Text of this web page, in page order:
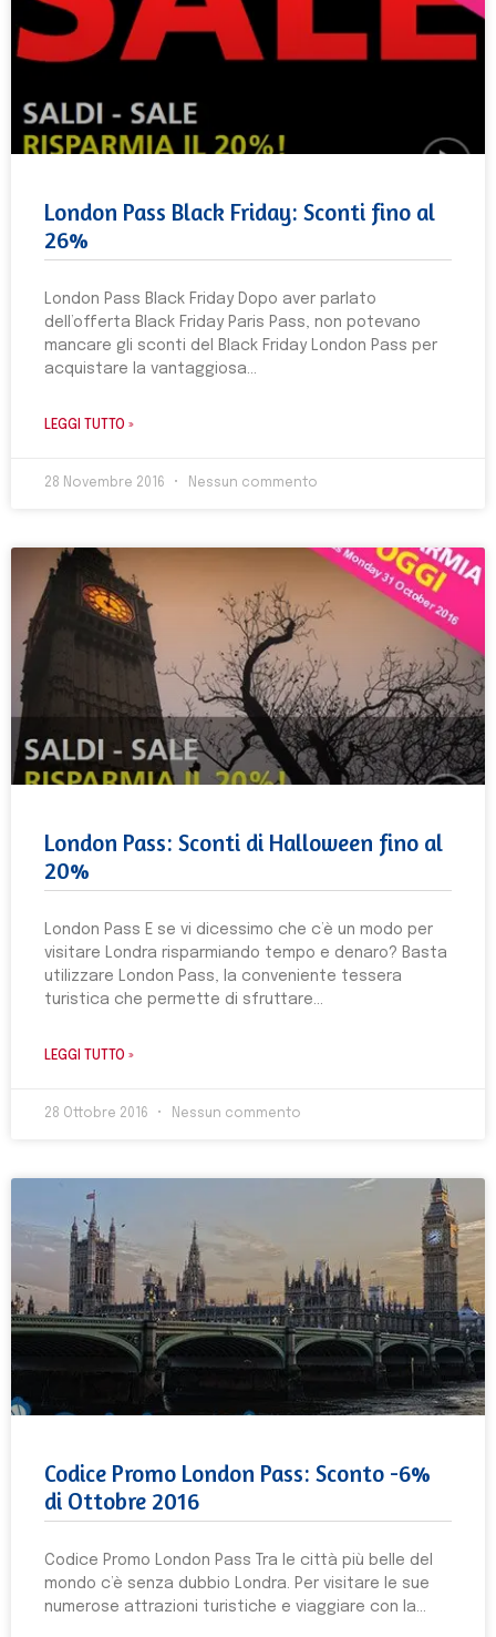
London Pass Black Friday: Sconti fino al
26%
London Pass Black Friday Dopo aver parlato
dell’offerta Black Friday Paris Pass, non potevano
mancare gli sconti del Black Friday London Pass per
acquistare la vantaggiosa
LEGGI TUTTO »
28 Novembre 2016 Nessun commento
London Pass: Sconti di Halloween fino al
20%
London Pass E se vi dicessimo che c’è un modo per
visitare Londra risparmiando tempo e denaro? Basta
utilizzare London Pass, la conveniente tessera
turistica che permette di sfruttare
LEGGI TUTTO »
28 Ottobre 2016 Nessun commento
Codice Promo London Pass: Sconto -6%
di Ottobre 2016
Codice Promo London Pass Tra le città più belle del
mondo c’è senza dubbio Londra. Per visitare le sue
numerose attrazioni turistiche e viaggiare con la